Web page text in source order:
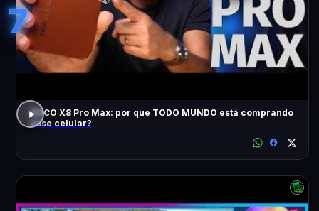
7
POCO X8 Pro Max: por que TODO MUNDO está comprando
esse celular?